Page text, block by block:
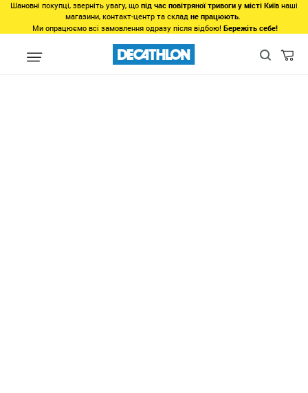
Шановні покупці, зверніть увагу, що під час повітряної тривоги у місті Київ наші
магазини, контакт-центр та склад не працюють.
Ми опрацюємо всі замовлення одразу після відбою! Бережіть себе!
Види спорту Велоспорт Аксесуари Велокомп'ютери та GPS